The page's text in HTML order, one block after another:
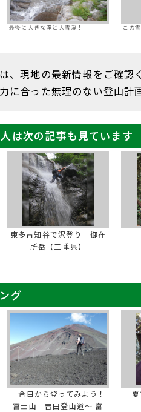
最後に大きな滝と大雪渓！ この
、現地の最新情報をご確認
に合った無理のない登山計
は次の記事も見ています
東多古知谷で沢登り 御在
所岳【三重県】
グ
一合目から登ってみよう！
富士山 吉田登山道～ 富